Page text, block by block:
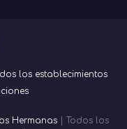
los establecimientos
Hermanas| Todos los